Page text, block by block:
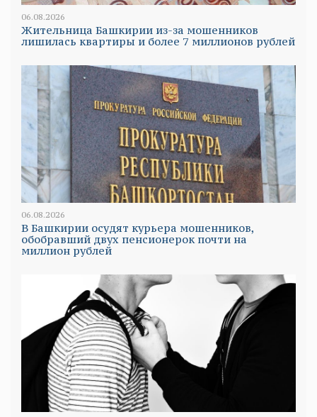
06.08.2026
Жительница Башкирии из-за мошенников
лишилась квартиры и более 7 миллионов рублей
06.08.2026
В Башкирии осудят курьера мошенников,
обобравший двух пенсионерок почти на
миллион рублей